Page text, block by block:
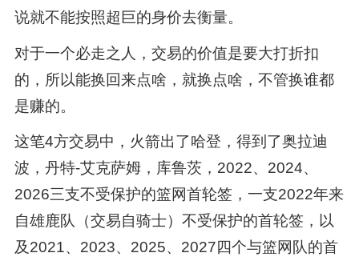
说就不能按照超巨的身价去衡量。
对于一个必走之人，交易的价值是要大打折扣
的，所以能换回来点啥，就换点啥，不管换谁都
是赚的。
这笔4方交易中，火箭出了哈登，得到了奥拉迪
波，丹特-艾克萨姆，库鲁茨，2022、2024、
2026三支不受保护的篮网首轮签，一支2022年来
自雄鹿队（交易自骑士）不受保护的首轮签，以
及2021、2023、2025、2027四个与篮网队的首